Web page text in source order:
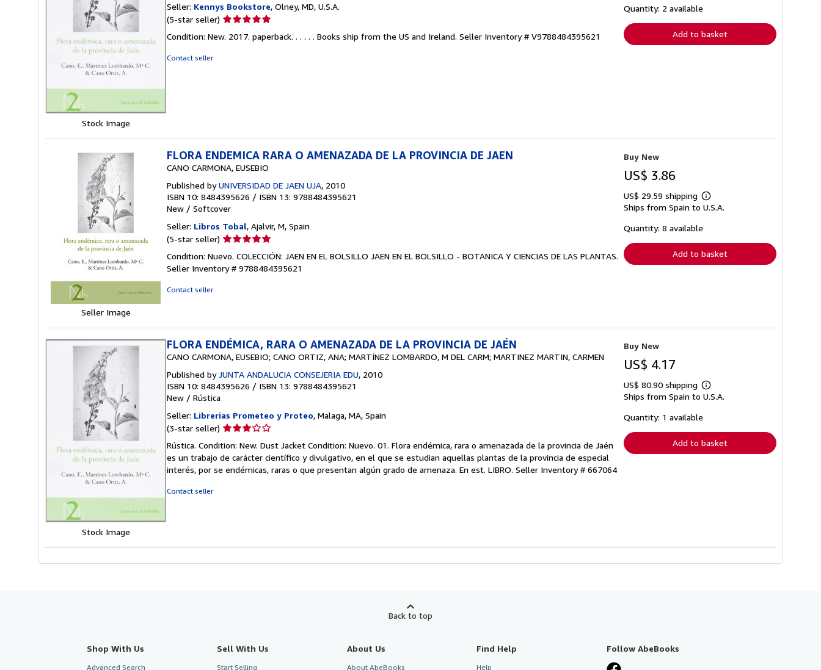
Stock Image
Seller: Kennys Bookstore, Olney, MD, U.S.A.
(5-star seller) Seller
5
Condition: New. 2017. paperback. . . . . . Books ship from the US and Ireland. Seller Inventory # V9788484395621
Contact seller
Quantity: 2 available
Add to basket
Seller Image
FLORA ENDEMICA RARA O AMENAZADA DE LA PROVINCIA DE JAEN
CANO CARMONA, EUSEBIO
Published byUNIVERSIDAD DE JAEN UJA, 2010
ISBN 10: 8484395626 / ISBN 13: 9788484395621
New / Softcover
Seller: Libros Tobal, Ajalvir, M, Spain
(5-star seller) Seller
5
out
Condition: Nuevo. COLECCIÓN: JAEN EN EL BOLSILLO JAEN EN EL BOLSILLO - BOTANICA Y CIENCIAS DE LAS PLANTAS.
Seller Inventory # 9788484395621
Contact seller
Buy New
US$ 3.86
US$ 29.59 shipping
Learn
more
Ships from Spain to U.S.A.
Quantity: 8 available
Add to basket
Stock Image
FLORA ENDÉMICA, RARA O AMENAZADA DE LA PROVINCIA DE JAÉN
CANO CARMONA, EUSEBIO; CANO ORTIZ, ANA; MARTÍNEZ LOMBARDO, M DEL CARM; MARTINEZ MARTIN, CARMEN
Published byJUNTA ANDALUCIA CONSEJERIA EDU, 2010
ISBN 10: 8484395626 / ISBN 13: 9788484395621
New / Rústica
Seller: Librerias Prometeo y Proteo, Malaga, MA, Spain
(3-star seller) Seller
3
out
of
Rústica. Condition: New. Dust Jacket Condition: Nuevo. 01. Flora endémica, rara o amenazada de la provincia de Jaén
es un trabajo de carácter científico y divulgativo, en el que se estudian aquellas plantas de la provincia de especial
interés, por se endémicas, raras o que presentan algún grado de amenaza. En est. LIBRO. Seller Inventory # 667064
Contact seller
Buy New
US$ 4.17
US$ 80.90 shipping
Learn
more
Ships from Spain to U.S.A.
Quantity: 1 available
Add to basket
Back to top
Shop With Us
Advanced Search
Sell With Us
Start Selling
About Us
About AbeBooks
Find Help
Help
Follow AbeBooks